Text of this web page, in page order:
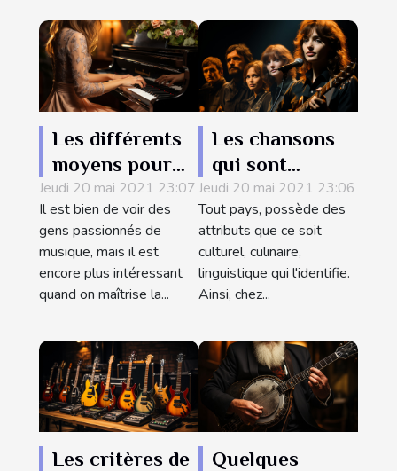
Les différents
moyens pour
apprendre à
jouer au piano
Jeudi 20 mai 2021 23:07
Il est bien de voir des
gens passionnés de
musique, mais il est
encore plus intéressant
quand on maîtrise la...
Les chansons
qui sont
entrées dans
l'histoire du
Pays basque
Jeudi 20 mai 2021 23:06
Tout pays, possède des
attributs que ce soit
culturel, culinaire,
linguistique qui l'identifie.
Ainsi, chez...
Les critères de
Quelques